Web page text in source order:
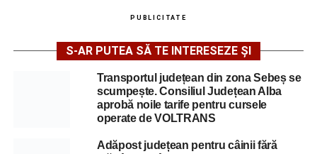
PUBLICITATE
S-AR PUTEA SĂ TE INTERESEZE ȘI
Transportul județean din zona Sebeș se
scumpește. Consiliul Județean Alba
aprobă noile tarife pentru cursele
operate de VOLTRANS
Adăpost județean pentru câinii fără